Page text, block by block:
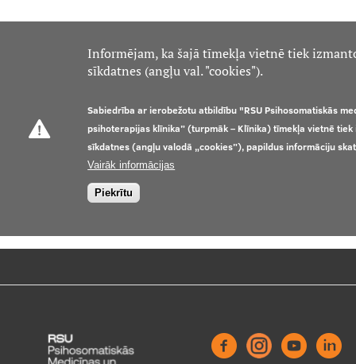
Informējam, ka šajā tīmekļa vietnē tiek
sīkdatnes (angļu val. "cookies").
Sabiedrība ar ierobežotu atbildību "RSU Psihosomatiskās
psihoterapijas klīnika” (turpmāk – Klīnika) tīmekļa vietnē tiek
sīkdatnes (angļu valodā „cookies”), papildus informāciju
Vairāk informācijas
Piekrītu